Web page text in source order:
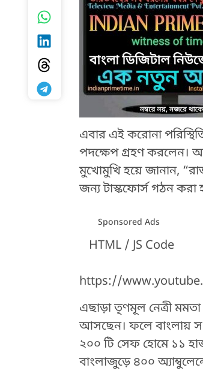
এবার এই করোনা
পদক্ষেপ গ্রহণ করলেন।
মুখোমুখি হয়ে জানান,
জন্য টাস্কফোর্স গঠন করা
Sponsored Ads
HTML / JS Code
https://
এছাড়া তৃণমূল নেত্রী মমতা
আসছেন। ফলে বাংলায়
২০০ টি সেফ হোমে ১১
বাংলাজুড়ে ৪০০